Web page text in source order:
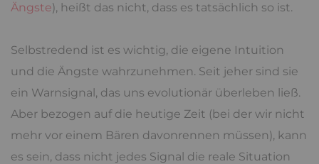
Ängste), heißt das nicht, dass es tatsächlich so ist.
Selbstredend ist es wichtig, die eigene Intuition
und die Ängste wahrzunehmen. Seit jeher sind sie
ein Warnsignal, das uns evolutionär überleben ließ.
Aber bezogen auf die heutige Zeit (bei der wir nicht
mehr vor einem Bären davonrennen müssen), kann
es sein, dass nicht jedes Signal die reale Situation